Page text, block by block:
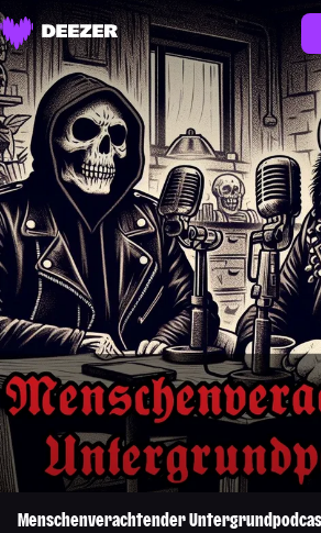
Menschenverachtender